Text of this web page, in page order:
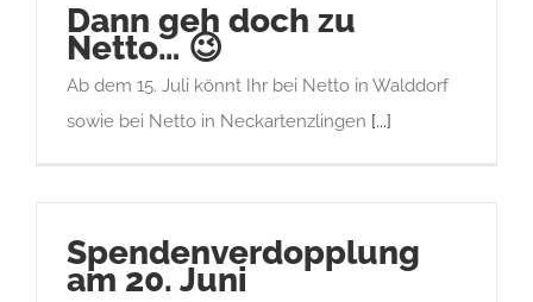
Dann geh doch zu
Netto… 😉
Ab dem 15. Juli könnt Ihr bei Netto in Walddorf
sowie bei Netto in Neckartenzlingen [...]
Spendenverdopplung
am 20. Juni